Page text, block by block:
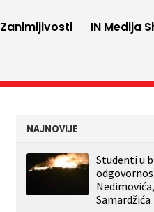
Zanimljivosti
IN Medija
NAJNOVIJE
Studenti u
Samardžića